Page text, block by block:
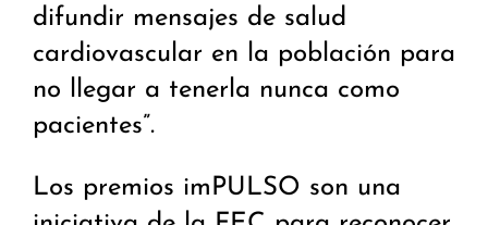
difundir mensajes de salud
cardiovascular en la población para
no llegar a tenerla nunca como
pacientes”.
Los premios imPULSO son una